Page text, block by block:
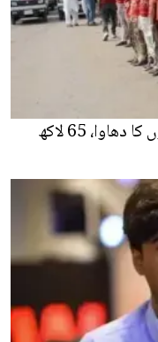
کراچی: ایدھی سینٹر پر مسلح ڈاکوؤں کا دھاوا، 65 لاکھ